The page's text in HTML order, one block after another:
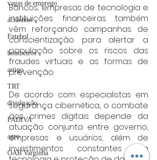
vagas de emprego
acidentes
Futebol
bombeiros
artigo
TRT
divulgação
FADIVA
agro
OAB Varginha
Bancos, empresas de tecnologia e
instituições financeiras também
vêm reforçando campanhas de
conscientização para alertar a
população sobre os riscos das
fraudes virtuais e as formas de
prevenção.
De acordo com especialistas em
segurança cibernética, o combate
aos crimes digitais depende da
atuação conjunta entre governo,
empresas e usuários, além de
investimentos constantes em